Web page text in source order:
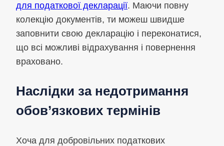
для податкової декларації. Маючи повну
колекцію документів, ти можеш швидше
заповнити свою декларацію і переконатися,
що всі можливі відрахування і повернення
враховано.
Наслідки за недотримання
обов’язкових термінів
Хоча для добровільних податкових